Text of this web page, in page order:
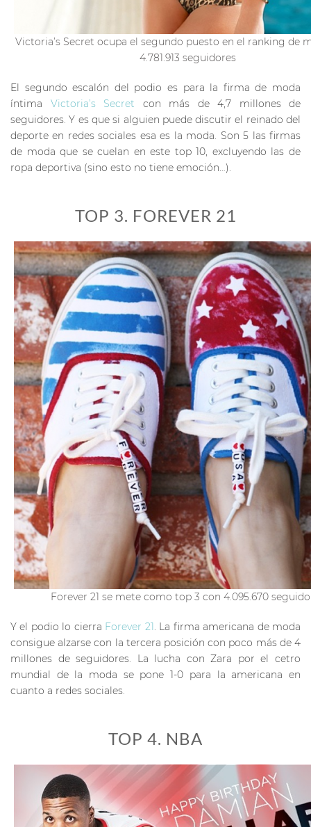
Victoria’s Secret ocupa el segundo puesto en el ranking de
4.781.913 seguidores
El segundo escalón del podio es para la firma de moda
íntima Victoria’s Secret con más de 4,7 millones de
seguidores. Y es que si alguien puede discutir el reinado del
deporte en redes sociales esa es la moda. Son 5 las firmas
de moda que se cuelan en este top 10, excluyendo las de
ropa deportiva (sino esto no tiene emoción…).
TOP 3. FOREVER 21
Forever 21 se mete como top 3 con 4.095.670
Y el podio lo cierra Forever 21 . La firma americana de moda
consigue alzarse con la tercera posición con poco más de 4
millones de seguidores. La lucha con Zara por el cetro
mundial de la moda se pone 1-0 para la americana en
cuanto a redes sociales.
TOP 4. NBA